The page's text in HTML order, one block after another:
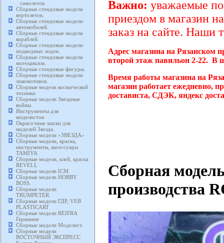
самолетов
Сборные стендовые модели
вертолетов.
Сборные стендовые модели
автомобилей.
Сборные стендовые модели
кораблей.
Сборные стендовые модели
подводных лодок.
Сборные стендовые модели
мотоциклов.
Сборные стендовые фигуры.
Сборные стендовые модели
локомотивов.
Сборные модели космической
техники
Сборные модели Звездные
войны
Инструменты для
моделистов
Окрасочные маски для
моделей Звезда.
Сборные модели «ЗВЕЗДА»
Сборные модели, краска,
инструменты, аксессуары
TAMIYA
Сборные модели, клей, краска
REVELL
Сборные модели ICM.
Сборные модели HOBBY
BOSS.
Сборные модели
TRUMPETER.
Сборные модели ГДР, VEB
PLASTICART
Сборные модели REIFRA
Германия
Сборные модели Моделист.
Сборные модели
ВОСТОЧНЫЙ ЭКСПРЕСС
Важно: уважаемые
приездом в магазин
заказ на сайте. Наши
Адрес магазина на Рязанском
второй этаж павильон 2-22. В
Время работы магазина на
магазин работает ежедневно,
достависта, СДЭК, яндекс
Сборная
производства